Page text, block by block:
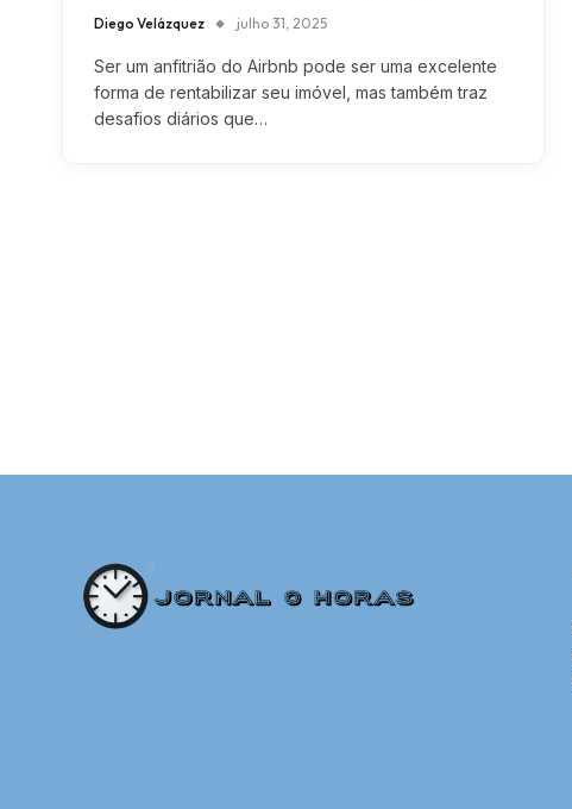
Diego Velázquez julho 31, 2025
Ser um anfitrião do Airbnb pode ser uma excelente
forma de rentabilizar seu imóvel, mas também traz
desafios diários que…